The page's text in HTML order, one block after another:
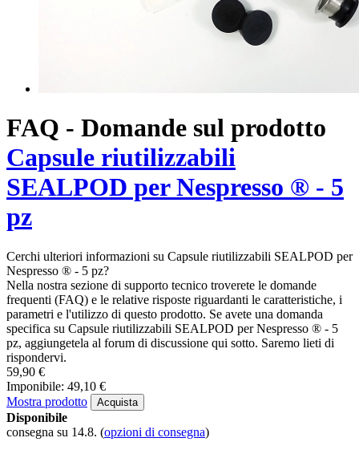
FAQ - Domande sul prodotto
Capsule riutilizzabili
SEALPOD per Nespresso ® - 5
pz
Cerchi ulteriori informazioni su Capsule riutilizzabili SEALPOD per
Nespresso ® - 5 pz?
Nella nostra sezione di supporto tecnico troverete le domande
frequenti (FAQ) e le relative risposte riguardanti le caratteristiche, i
parametri e l'utilizzo di questo prodotto. Se avete una domanda
specifica su Capsule riutilizzabili SEALPOD per Nespresso ® - 5
pz, aggiungetela al forum di discussione qui sotto. Saremo lieti di
rispondervi.
59,90 €
Imponibile: 49,10 €
Mostra prodotto
Acquista
Disponibile
consegna su 14.8. (opzioni di consegna)